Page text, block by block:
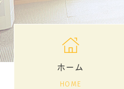
ホーム
HOME